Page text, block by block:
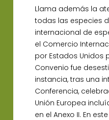
Llama además la
todas las especies
internacional de
el Comercio
por Estados Unidos
Convenio fue
instancia, tras una
Conferencia,
Unión Europea
en el Anexo II. En